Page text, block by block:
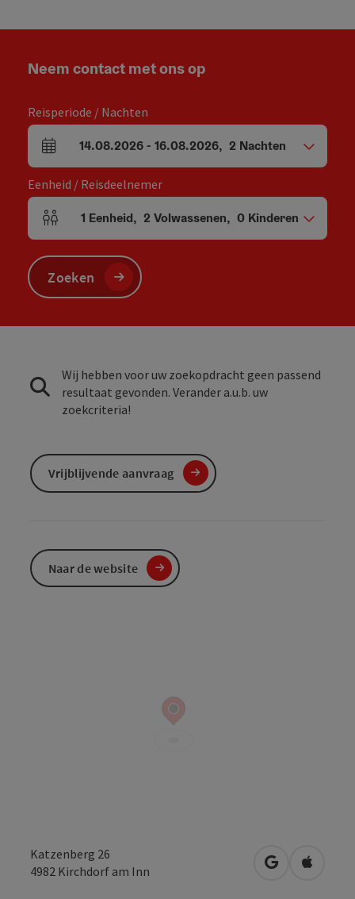
Katzenberg 26
4982 Kirchdorf am Inn Openen in
Neem contact met ons op
Reisperiode / Nachten
Velden voor aankomst en vertrek
14.08.2026- 16.08.2026, 2 Nachten
Eenheid / Reisdeelnemer
Aantal eenheden en persoonsvelden
1 Eenheid, 2 Volwassenen, 0 Kinderen
Zoeken
Wij hebben voor uw zoekopdracht geen passend
resultaat gevonden. Verander a.u.b. uw
zoekcriteria!
Vrijblijvende aanvraag
Naar de website